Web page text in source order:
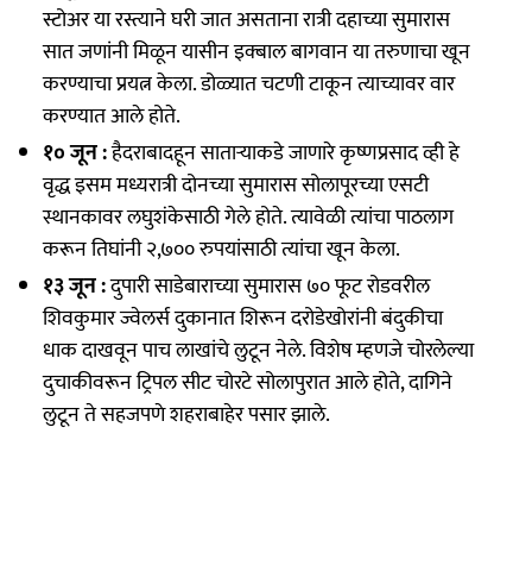
स्टोअर या रस्त्याने घरी जात असताना रात्री दहाच्या सुमारास
सात जणांनी मिळून यासीन इक्बाल बागवान या तरुणाचा खून
करण्याचा प्रयत्न केला. डोळ्यात चटणी टाकून त्याच्यावर वार
करण्यात आले होते.
१० जून :हैदराबादहून साताऱ्याकडे जाणारे कृष्णप्रसाद व्ही हे
वृद्ध इसम मध्यरात्री दोनच्या सुमारास सोलापूरच्या एसटी
स्थानकावर लघुशंकेसाठी गेले होते. त्यावेळी त्यांचा पाठलाग
करून तिघांनी २,७०० रुपयांसाठी त्यांचा खून केला.
१३ जून :दुपारी साडेबाराच्या सुमारास ७० फूट रोडवरील
शिवकुमार ज्वेलर्स दुकानात शिरून दरोडेखोरांनी बंदुकीचा
धाक दाखवून पाच लाखांचे लुटून नेले. विशेष म्हणजे चोरलेल्या
दुचाकीवरून ट्रिपल सीट चोरटे सोलापुरात आले होते, दागिने
लुटून ते सहजपणे शहराबाहेर पसार झाले.